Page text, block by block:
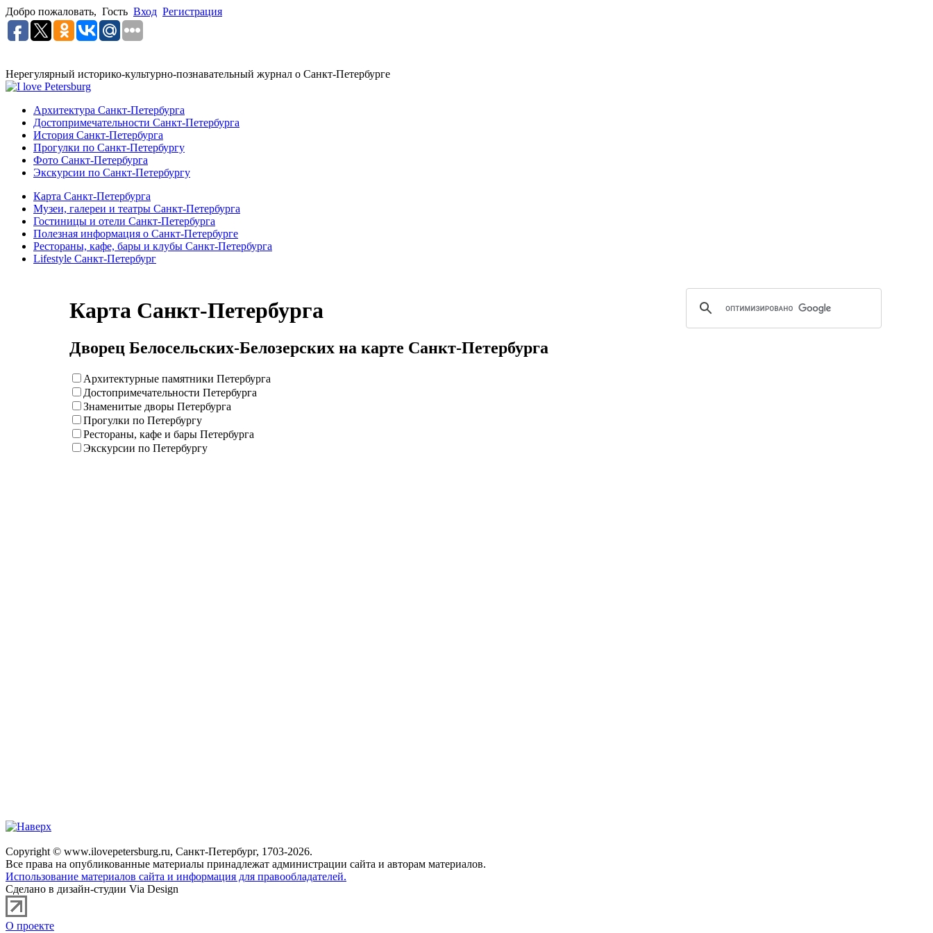
Добро пожаловать, Гость Вход Регистрация
Нерегулярный историко-культурно-познавательный журнал о Санкт-Петербурге
Архитектура Санкт-Петербурга
Достопримечательности Санкт-Петербурга
История Санкт-Петербурга
Прогулки по Санкт-Петербургу
Фото Санкт-Петербурга
Экскурсии по Санкт-Петербургу
Карта Санкт-Петербурга
Музеи, галереи и театры Санкт-Петербурга
Гостиницы и отели Санкт-Петербурга
Полезная информация о Санкт-Петербурге
Рестораны, кафе, бары и клубы Санкт-Петербурга
Lifestyle Санкт-Петербург
Карта Санкт-Петербурга
Дворец Белосельских-Белозерских на карте Санкт-Петербурга
Архитектурные памятники Петербурга
Достопримечательности Петербурга
Знаменитые дворы Петербурга
Прогулки по Петербургу
Рестораны, кафе и бары Петербурга
Экскурсии по Петербургу
Copyright © www.ilovepetersburg.ru, Санкт-Петербург, 1703-2026.
Все права на опубликованные материалы принадлежат администрации сайта и авторам материалов.
Использование материалов сайта и информация для правообладателей.
Сделано в дизайн-студии Via Design
О проекте